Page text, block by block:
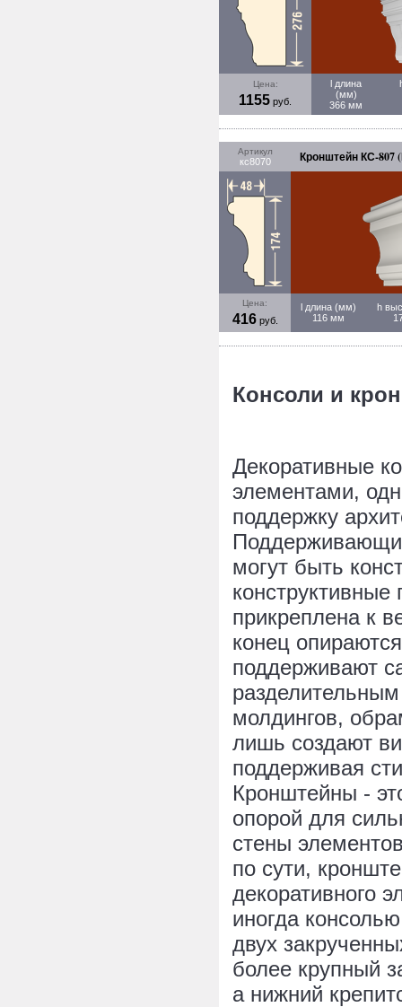
Цена:
1155 руб.
l длина
(мм)
366 мм
Артикул
кс8070 Кронштейн КС-807
Цена:
416руб.
l длина (мм)
116 мм
h
Консоли и
Декоративные
элементами,
поддержку
могут быть
конструктивные
прикреплена к
конец
поддерживают
молдингов,
лишь создают
поддерживая
Кронштейны -
опорой для
стены
по сути,
декоративного
иногда
двух
более крупный
а нижний